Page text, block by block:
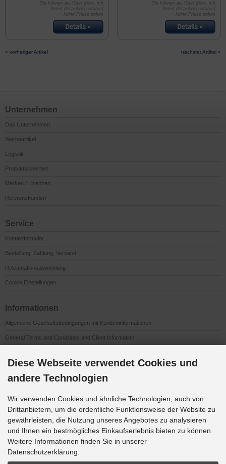
Sie können als Gast (bzw. mit
Ihrem derzeitigen Status)
keine Preise sehen
Sie können als Gast (bzw. mit
Ihrem derzeitigen Status)
keine Preise sehen
« vorheriger Artikel nächster Artikel »
Unternehmen
Das Unternehmen
Werbeartikel
Logistik
Produktsicherheit
Marken / Lizenzen
Referenzkunden
Service
Kontaktformular
Bestellung, Zahlung, Versand
Reklamationsabwicklung
Cookie Einstellungen
Informationen
Allgemeine Geschäftsbedingungen mit Kundeninformationen
General Terms and Conditions and Client Information
Impressum
Datenschutzerklärung
Anfahrt
Downloads
Messen
Diese Webseite verwendet Cookies und
andere Technologien
Wir verwenden Cookies und ähnliche Technologien, auch von
Drittanbietern, um die ordentliche Funktionsweise der Website zu
gewährleisten, die Nutzung unseres Angebotes zu analysieren
und Ihnen ein bestmögliches Einkaufserlebnis bieten zu können.
Weitere Informationen finden Sie in unserer
Datenschutzerklärung.